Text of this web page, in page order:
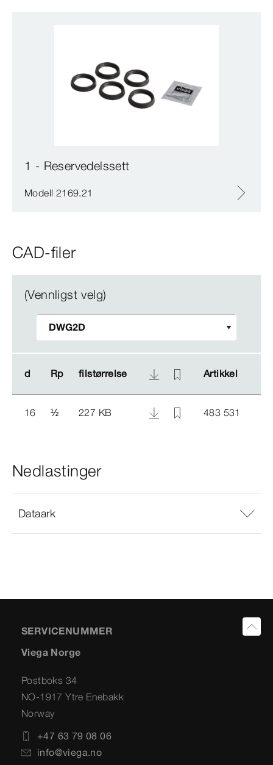
1 - Reservedelssett
Modell 2169.21
CAD-filer
(Vennligst velg)
d Rp filstørrelse Artikkel
d Rp filstørrelse Artikkel
16 ½ 227 KB 483 531
Nedlastinger
Dataark
SERVICENUMMER
Viega Norge
Postboks 34
NO-1917 Ytre Enebakk
Norway
+47 63 79 08 06
info@viega.no